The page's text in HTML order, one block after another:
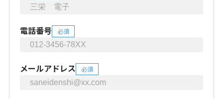
電話番号 必須
メールアドレス 必須